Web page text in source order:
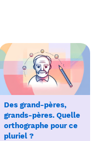
Des grand-pères,
grands-pères. Quelle
orthographe pour ce
pluriel ?